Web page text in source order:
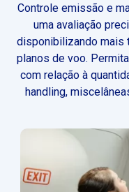
Controle emissão e
uma avaliação
disponibilizando mais
planos de voo.
com relação à
handling,